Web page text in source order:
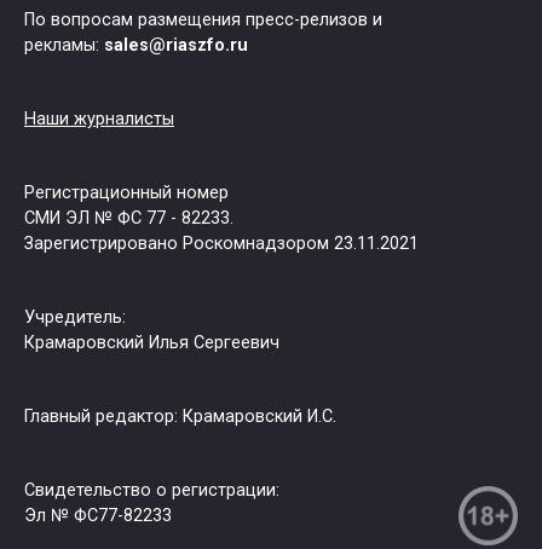
По вопросам размещения пресс-релизов и
рекламы: sales@riaszfo.ru
Наши журналисты
Регистрационный номер
СМИ ЭЛ № ФС 77 - 82233.
Зарегистрировано Роскомнадзором 23.11.2021
Учредитель:
Крамаровский Илья Сергеевич
Главный редактор: Крамаровский И.С.
Свидетельство о регистрации:
Эл № ФС77-82233